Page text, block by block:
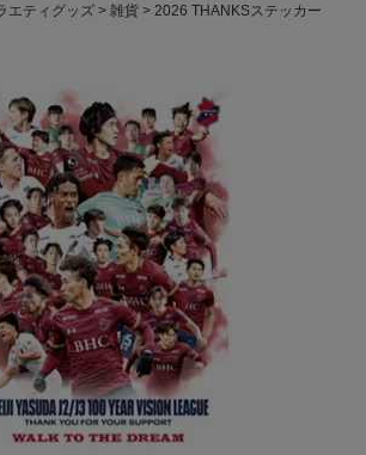
エティグッズ 雑貨 2026 THANKSステッカー